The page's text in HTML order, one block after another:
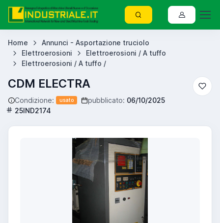
Home
Annunci - Asportazione truciolo
Elettroerosioni
Elettroerosioni / A tuffo
Elettroerosioni / A tuffo /
CDM ELECTRA
Condizione: usato pubblicato: 06/10/2025
25IND2174